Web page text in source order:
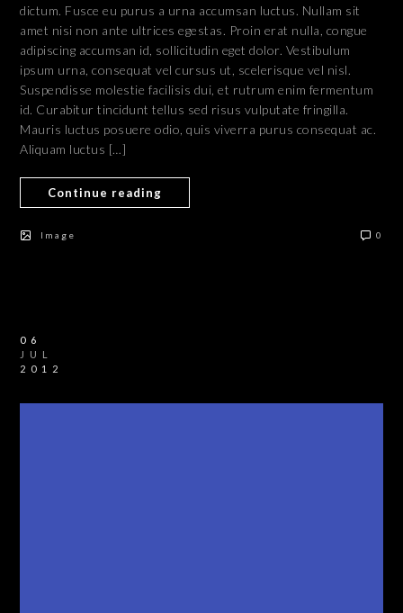
dictum. Fusce eu purus a urna accumsan luctus. Nullam sit
amet nisi non ante ultrices egestas. Proin erat nulla, congue
adipiscing accumsan id, sollicitudin eget dolor. Vestibulum
ipsum urna, consequat vel cursus ut, scelerisque vel nisl.
Suspendisse molestie facilisis dui, et rutrum enim fermentum
id. Curabitur tincidunt tellus sed risus vulputate fringilla.
Mauris luctus posuere odio, quis viverra purus consequat ac.
Aliquam luctus […]
Continue reading
Image 0
06
JUL
2012